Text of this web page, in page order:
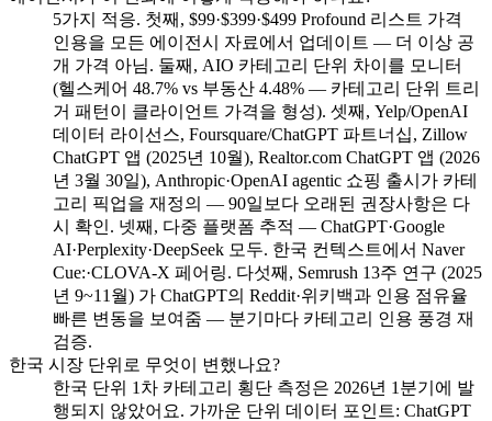
5가지 적응. 첫째, $99·$399·$499 Profound 리스트 가격
인용을 모든 에이전시 자료에서 업데이트 — 더 이상 공
개 가격 아님. 둘째, AIO 카테고리 단위 차이를 모니터
(헬스케어 48.7% vs 부동산 4.48% — 카테고리 단위 트리
거 패턴이 클라이언트 가격을 형성). 셋째, Yelp/OpenAI
데이터 라이선스, Foursquare/ChatGPT 파트너십, Zillow
ChatGPT 앱 (2025년 10월), Realtor.com ChatGPT 앱 (2026
년 3월 30일), Anthropic·OpenAI agentic 쇼핑 출시가 카테
고리 픽업을 재정의 — 90일보다 오래된 권장사항은 다
시 확인. 넷째, 다중 플랫폼 추적 — ChatGPT·Google
AI·Perplexity·DeepSeek 모두. 한국 컨텍스트에서 Naver
Cue:·CLOVA-X 페어링. 다섯째, Semrush 13주 연구 (2025
년 9~11월) 가 ChatGPT의 Reddit·위키백과 인용 점유율
빠른 변동을 보여줌 — 분기마다 카테고리 인용 풍경 재
검증.
한국 시장 단위로 무엇이 변했나요?
한국 단위 1차 카테고리 횡단 측정은 2026년 1분기에 발
행되지 않았어요. 가까운 단위 데이터 포인트: ChatGPT